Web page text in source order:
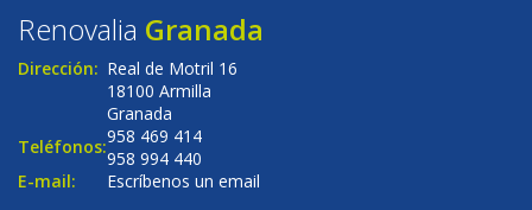
Renovalia Granada
Dirección: Real de Motril 16
18100 Armilla
Granada
Teléfonos:958 469 414
958 994 440
E-mail:
Escríbenos un email